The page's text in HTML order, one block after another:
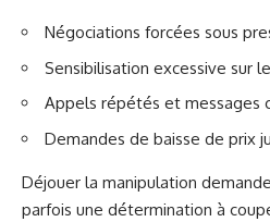
Négociations forcées sous
Sensibilisation excessive sur
Appels répétés et messages
Demandes de baisse de prix
Déjouer la manipulation
parfois une détermination à